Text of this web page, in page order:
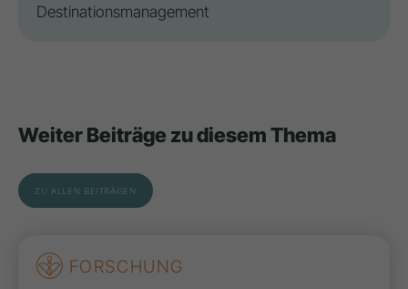
Destinationsmanagement
Weiter Beiträge zu diesem Thema
ZU ALLEN BEITRÄGEN
FORSCHUNG